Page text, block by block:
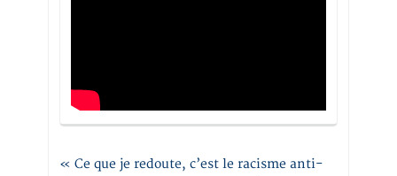
« Ce que je redoute, c’est le racisme anti-